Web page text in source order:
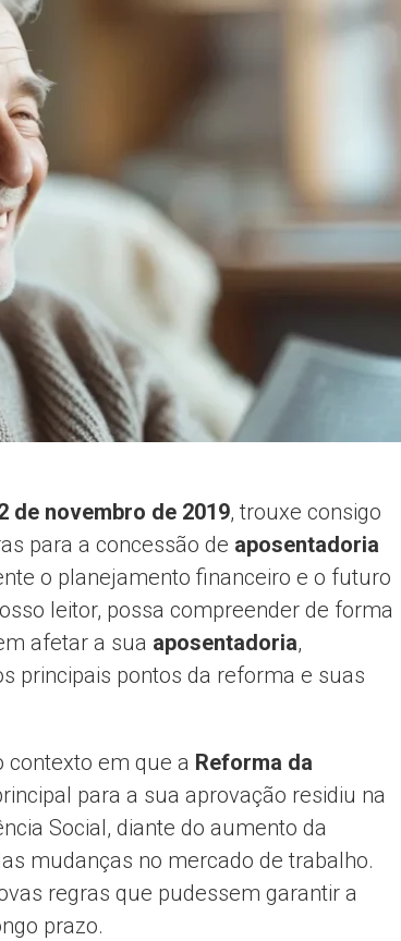
de novembro de 2019, trouxe consigo
para a concessão de aposentadoria
o planejamento financeiro e o futuro
leitor, possa compreender de forma
afetar a sua aposentadoria,
principais pontos da reforma e suas
contexto em que a Reforma da
para a sua aprovação residiu na
Social, diante do aumento da
mudanças no mercado de trabalho.
regras que pudessem garantir a
prazo.